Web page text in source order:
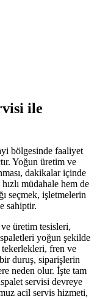
ile
bölgesinde faaliyet
Yoğun üretim ve
dakikalar içinde
müdahale hem de
seçmek, işletmelerin
sahiptir.
üretim tesisleri,
yoğun şekilde
fren ve
duruş, siparişlerin
neden olur. İşte tam
servisi devreye
acil servis hizmeti,